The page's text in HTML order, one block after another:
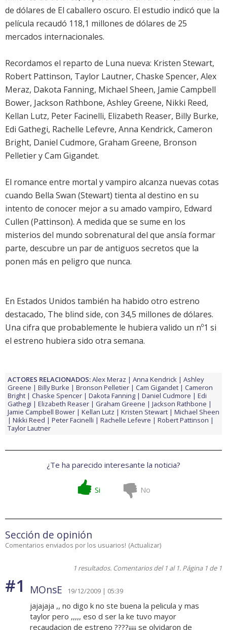
de dólares de El caballero oscuro. El estudio indicó que la
película recaudó 118,1 millones de dólares de 25
mercados internacionales.
Recordamos el reparto de Luna nueva: Kristen Stewart,
Robert Pattinson, Taylor Lautner, Chaske Spencer, Alex
Meraz, Dakota Fanning, Michael Sheen, Jamie Campbell
Bower, Jackson Rathbone, Ashley Greene, Nikki Reed,
Kellan Lutz, Peter Facinelli, Elizabeth Reaser, Billy Burke,
Edi Gathegi, Rachelle Lefevre, Anna Kendrick, Cameron
Bright, Daniel Cudmore, Graham Greene, Bronson
PelletieryCam Gigandet.
El romance entre mortal y vampiro alcanza nuevas cotas
cuando Bella Swan (Stewart) tienta al destino en su
intento de conocer mejor a su amado vampiro, Edward
Cullen (Pattinson). A medida que se sume en los
misterios del mundo sobrenatural del que ansía formar
parte, descubre un par de antiguos secretos que la
ponen más en peligro que nunca.
En Estados Unidos también ha habido otro estreno
destacado, The blind side, con 34,5 millones de dólares.
Una cifra que probablemente le hubiera valido un nº1 si
el estreno hubiera sido otra semana.
ACTORES RELACIONADOS:Alex Meraz Anna Kendrick
Ashley
Greene
Billy Burke Bronson Pelletier Cam Gigandet
Cameron
Bright
Chaske Spencer Dakota Fanning Daniel Cudmore
Edi
Gathegi
Elizabeth Reaser Graham Greene
Jackson Rathbone
Jamie Campbell Bower
Kellan Lutz Kristen Stewart
Michael Sheen
Nikki Reed
Peter Facinelli Rachelle Lefevre
Robert Pattinson
Taylor Lautner
¿Te ha parecido interesante la noticia?
Si No
Sección de opinión
Comentarios enviados por los usuarios! (Actualizar)
1 resultados. Comentarios del 1 al 1. Página 1 de 1
#1 MOnsE 19/12/2009 | 05:39
jajajaja ,, no digo k no ste buena la pelicula y mas
taylor pero ,,,,, eso d ser la ke tuvo mayor
recaudacion de estreno ????¡¡¡¡¡ se olvidaron de